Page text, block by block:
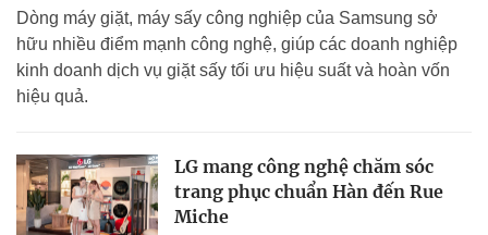
Dòng máy giặt, máy sấy công nghiệp của Samsung sở
hữu nhiều điểm mạnh công nghệ, giúp các doanh nghiệp
kinh doanh dịch vụ giặt sấy tối ưu hiệu suất và hoàn vốn
hiệu quả.
LG mang công nghệ chăm sóc
trang phục chuẩn Hàn đến Rue
Miche